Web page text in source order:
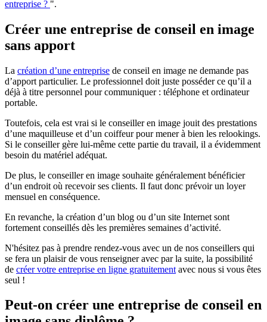
entreprise ? ".
Créer une entreprise de conseil en image
sans apport
La création d’une entreprise de conseil en image ne demande pas
d’apport particulier. Le professionnel doit juste posséder ce qu’il a
déjà à titre personnel pour communiquer : téléphone et ordinateur
portable.
Toutefois, cela est vrai si le conseiller en image jouit des prestations
d’une maquilleuse et d’un coiffeur pour mener à bien les relookings.
Si le conseiller gère lui-même cette partie du travail, il a évidemment
besoin du matériel adéquat.
De plus, le conseiller en image souhaite généralement bénéficier
d’un endroit où recevoir ses clients. Il faut donc prévoir un loyer
mensuel en conséquence.
En revanche, la création d’un blog ou d’un site Internet sont
fortement conseillés dès les premières semaines d’activité.
N'hésitez pas à prendre rendez-vous avec un de nos conseillers qui
se fera un plaisir de vous renseigner avec par la suite, la possibilité
de créer votre entreprise en ligne gratuitement avec nous si vous êtes
seul !
Peut-on créer une entreprise de conseil en